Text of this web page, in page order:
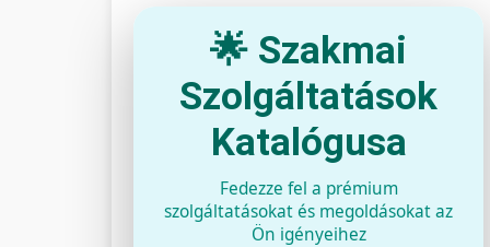
🌟 Szakmai
Szolgáltatások
Katalógusa
Fedezze fel a prémium
szolgáltatásokat és megoldásokat az
Ön igényeihez